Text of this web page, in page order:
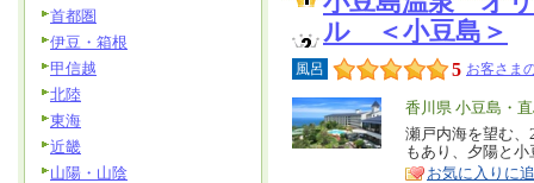
ル ＜小豆島＞
風呂 5 お客さま
エ
リ
ア
香川県 小豆島・
特
徴
瀬戸内海を望む
もあり、夕陽と
お気に入りに
首都圏
伊豆・箱根
甲信越
北陸
東海
近畿
山陽・山陰